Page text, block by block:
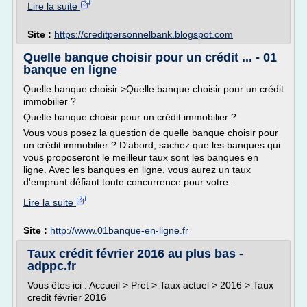
Lire la suite
Site : https://creditpersonnelbank.blogspot.com
Quelle banque choisir pour un crédit ... - 01
banque en ligne
Quelle banque choisir >Quelle banque choisir pour un crédit
immobilier ?
Quelle banque choisir pour un crédit immobilier ?
Vous vous posez la question de quelle banque choisir pour
un crédit immobilier ? D'abord, sachez que les banques qui
vous proposeront le meilleur taux sont les banques en
ligne. Avec les banques en ligne, vous aurez un taux
d'emprunt défiant toute concurrence pour votre...
Lire la suite
Site : http://www.01banque-en-ligne.fr
Taux crédit février 2016 au plus bas -
adppc.fr
Vous êtes ici : Accueil > Pret > Taux actuel > 2016 > Taux
credit février 2016